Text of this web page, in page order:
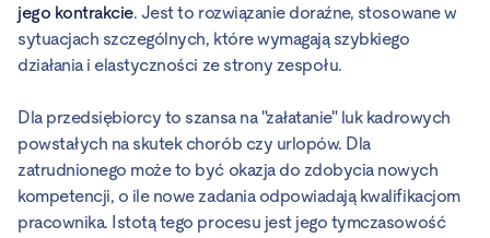
jego kontrakcie. Jest to rozwiązanie doraźne, stosowane w
sytuacjach szczególnych, które wymagają szybkiego
działania i elastyczności ze strony zespołu.
Dla przedsiębiorcy to szansa na "załatanie" luk kadrowych
powstałych na skutek chorób czy urlopów. Dla
zatrudnionego może to być okazja do zdobycia nowych
kompetencji, o ile nowe zadania odpowiadają kwalifikacjom
pracownika. Istotą tego procesu jest jego tymczasowość